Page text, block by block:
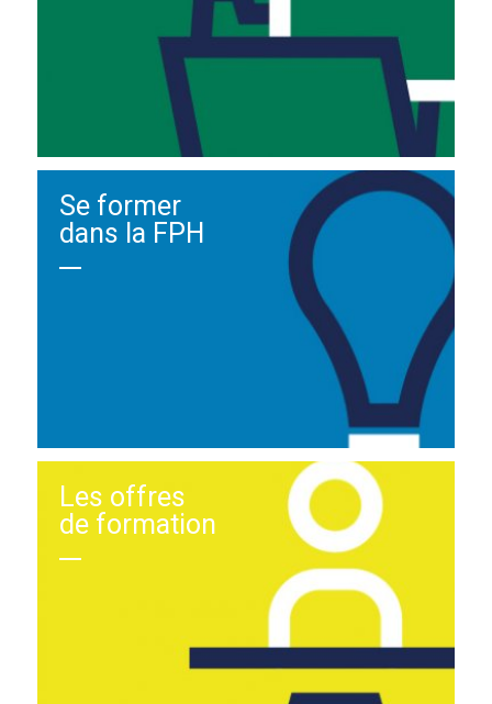
Se former
dans la FPH
Les offres
de formation